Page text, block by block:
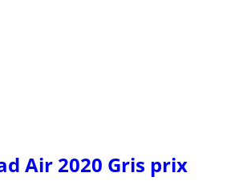
Air 2020 Gris prix